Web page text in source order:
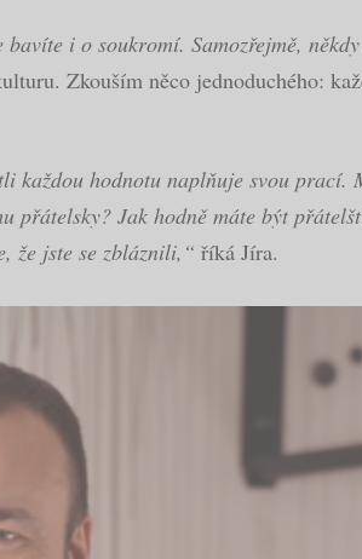
i o soukromí. Samozřejmě,
Zkouším něco jednoduchého:
každou hodnotu naplňuje svou prací.
přátelsky? Jak hodně máte být
že jste se zbláznili,“ říká Jíra.